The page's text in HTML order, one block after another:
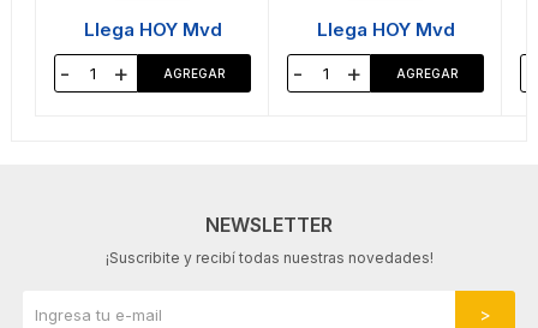
Llega HOY Mvd
- +
Llega HOY Mvd
- +
NEWSLETTER
¡Suscribite y recibí todas nuestras novedades!